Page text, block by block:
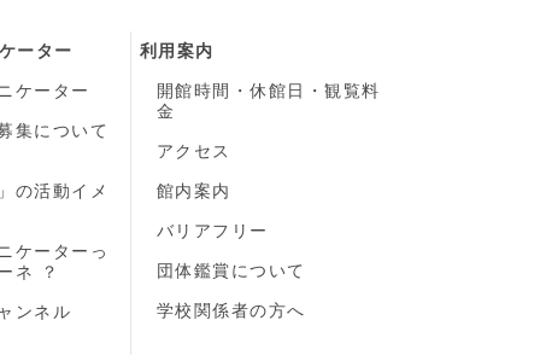
ーター
ケーター
集について
の活動イメ
ケーターっ
ネ ？
ンネル
利用案内
開館時間・休館日・観覧料
金
アクセス
館内案内
バリアフリー
団体鑑賞について
学校関係者の方へ